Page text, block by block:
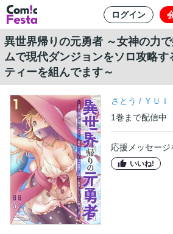
ログイン
異世界帰りの元勇者 ～女神の力
ムで現代ダンジョンをソロ攻略
ティーを組んでます～
さとう / ＹＵＩ
1巻 まで配信中
応援メッセージ
いいね!